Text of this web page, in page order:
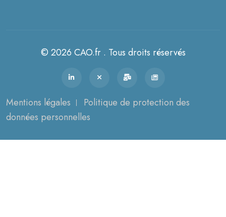
© 2026 CAO.fr . Tous droits réservés
Mentions légales
Politique de protection des
données personnelles